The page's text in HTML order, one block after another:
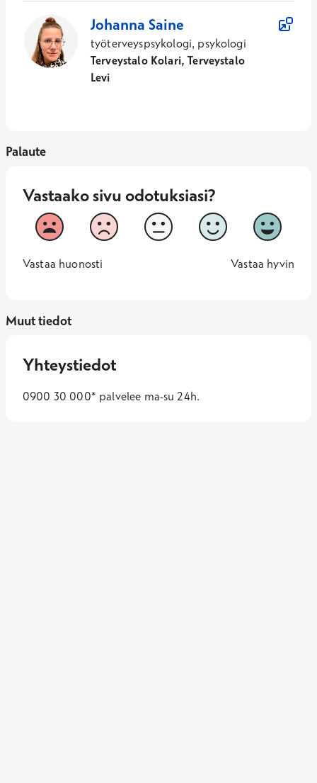
Johanna Saine
työterveyspsykologi, psykologi
Terveystalo Kolari, Terveystalo
Levi
Palaute
Vastaako sivu odotuksiasi?
Vastaako sivu odotuksiasi?
1
Vastaa huonosti
2 3 4
5
Vastaa
1 -
Vastaa huonosti
— 5 -
Vastaa hyvin
Muut tiedot
Yhteystiedot
0900 30 000* palvelee ma-su 24h.